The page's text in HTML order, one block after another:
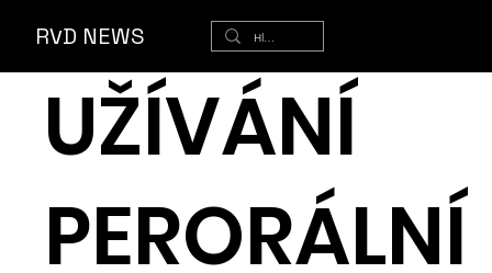
RVD NEWS
UŽÍVÁNÍ
PERORÁLNÍ